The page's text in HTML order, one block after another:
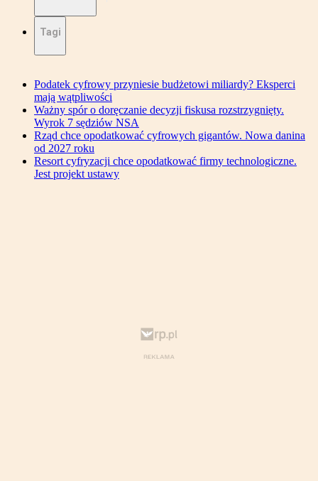
Tagi
Podatek cyfrowy przyniesie budżetowi miliardy? Eksperci
mają wątpliwości
Ważny spór o doręczanie decyzji fiskusa rozstrzygnięty.
Wyrok 7 sędziów NSA
Rząd chce opodatkować cyfrowych gigantów. Nowa danina
od 2027 roku
Resort cyfryzacji chce opodatkować firmy technologiczne.
Jest projekt ustawy